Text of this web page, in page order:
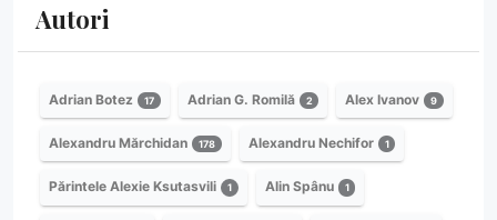
Autori
Adrian Botez 17 Adrian G. Romilă 2 Alex Ivanov 9
Alexandru Mărchidan 178 Alexandru Nechifor 1
Părintele Alexie Ksutasvili 1 Alin Spânu 1